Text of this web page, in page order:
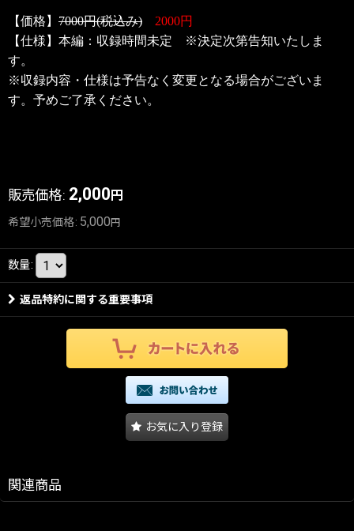
【価格】 7000円(税込み) 2000円
【仕様】本編：収録時間未定 ※決定次第告知いたしま
す。
※収録内容・仕様は予告なく変更となる場合がございま
す。予めご了承ください。
販売価格: 2,000 円
希望小売価格: 5,000 円
数量:
返品特約に関する重要事項
お気に入り登録
関連商品